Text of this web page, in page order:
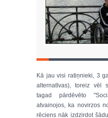
Kā jau visi ratiņnieki, 3
alternatīvas), toreiz vēl
tagad pārdēvēto
atvainojos, ka novirzos
rēciens nāk izdzirdot